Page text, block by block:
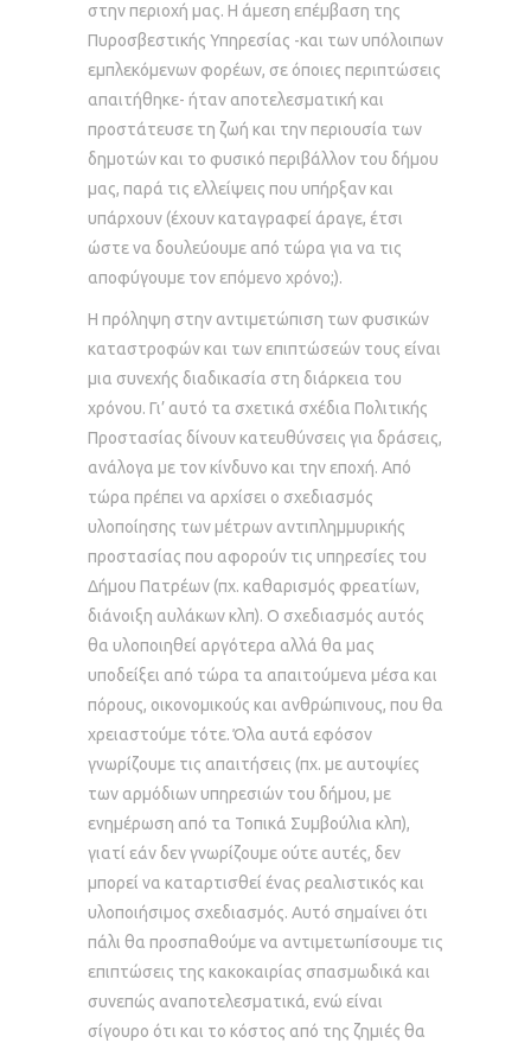
στην περιοχή μας. Η άμεση επέμβαση της
Πυροσβεστικής Υπηρεσίας -και των υπόλοιπων
εμπλεκόμενων φορέων, σε όποιες περιπτώσεις
απαιτήθηκε- ήταν αποτελεσματική και
προστάτευσε τη ζωή και την περιουσία των
δημοτών και το φυσικό περιβάλλον του δήμου
μας, παρά τις ελλείψεις που υπήρξαν και
υπάρχουν (έχουν καταγραφεί άραγε, έτσι
ώστε να δουλεύουμε από τώρα για να τις
αποφύγουμε τον επόμενο χρόνο;).
Η πρόληψη στην αντιμετώπιση των φυσικών
καταστροφών και των επιπτώσεών τους είναι
μια συνεχής διαδικασία στη διάρκεια του
χρόνου. Γι’ αυτό τα σχετικά σχέδια Πολιτικής
Προστασίας δίνουν κατευθύνσεις για δράσεις,
ανάλογα με τον κίνδυνο και την εποχή. Από
τώρα πρέπει να αρχίσει ο σχεδιασμός
υλοποίησης των μέτρων αντιπλημμυρικής
προστασίας που αφορούν τις υπηρεσίες του
Δήμου Πατρέων (πχ. καθαρισμός φρεατίων,
διάνοιξη αυλάκων κλπ). Ο σχεδιασμός αυτός
θα υλοποιηθεί αργότερα αλλά θα μας
υποδείξει από τώρα τα απαιτούμενα μέσα και
πόρους, οικονομικούς και ανθρώπινους, που θα
χρειαστούμε τότε. Όλα αυτά εφόσον
γνωρίζουμε τις απαιτήσεις (πχ. με αυτοψίες
των αρμόδιων υπηρεσιών του δήμου, με
ενημέρωση από τα Τοπικά Συμβούλια κλπ),
γιατί εάν δεν γνωρίζουμε ούτε αυτές, δεν
μπορεί να καταρτισθεί ένας ρεαλιστικός και
υλοποιήσιμος σχεδιασμός. Αυτό σημαίνει ότι
πάλι θα προσπαθούμε να αντιμετωπίσουμε τις
επιπτώσεις της κακοκαιρίας σπασμωδικά και
συνεπώς αναποτελεσματικά, ενώ είναι
σίγουρο ότι και το κόστος από της ζημιές θα